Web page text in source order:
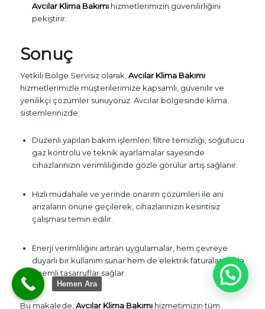
Avcılar Klima Bakımıhizmetlerimizin güvenilirliğini
pekiştirir.
Sonuç
Yetkili Bölge Servisiz olarak, Avcılar Klima Bakımı
hizmetlerimizle müşterilerimize kapsamlı, güvenilir ve
yenilikçi çözümler sunuyoruz. Avcılar bölgesinde klima
sistemlerinizde;
Düzenli yapılan bakım işlemleri; filtre temizliği, soğutucu
gaz kontrolü ve teknik ayarlamalar sayesinde
cihazlarınızın verimliliğinde gözle görülür artış sağlanır.
Hızlı müdahale ve yerinde onarım çözümleri ile ani
arızaların önüne geçilerek, cihazlarınızın kesintisiz
çalışması temin edilir.
Enerji verimliliğini artıran uygulamalar, hem çevreye
duyarlı bir kullanım sunar hem de elektrik faturalarınızda
önemli tasarruflar sağlar.
Bu makalede,Avcılar Klima Bakımıhizmetimizin tüm
Hemen Ara